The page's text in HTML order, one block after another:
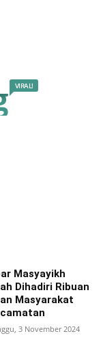
VIRAL!
Masyayikh
Dihadiri Ribuan
Masyarakat
3 November 2024